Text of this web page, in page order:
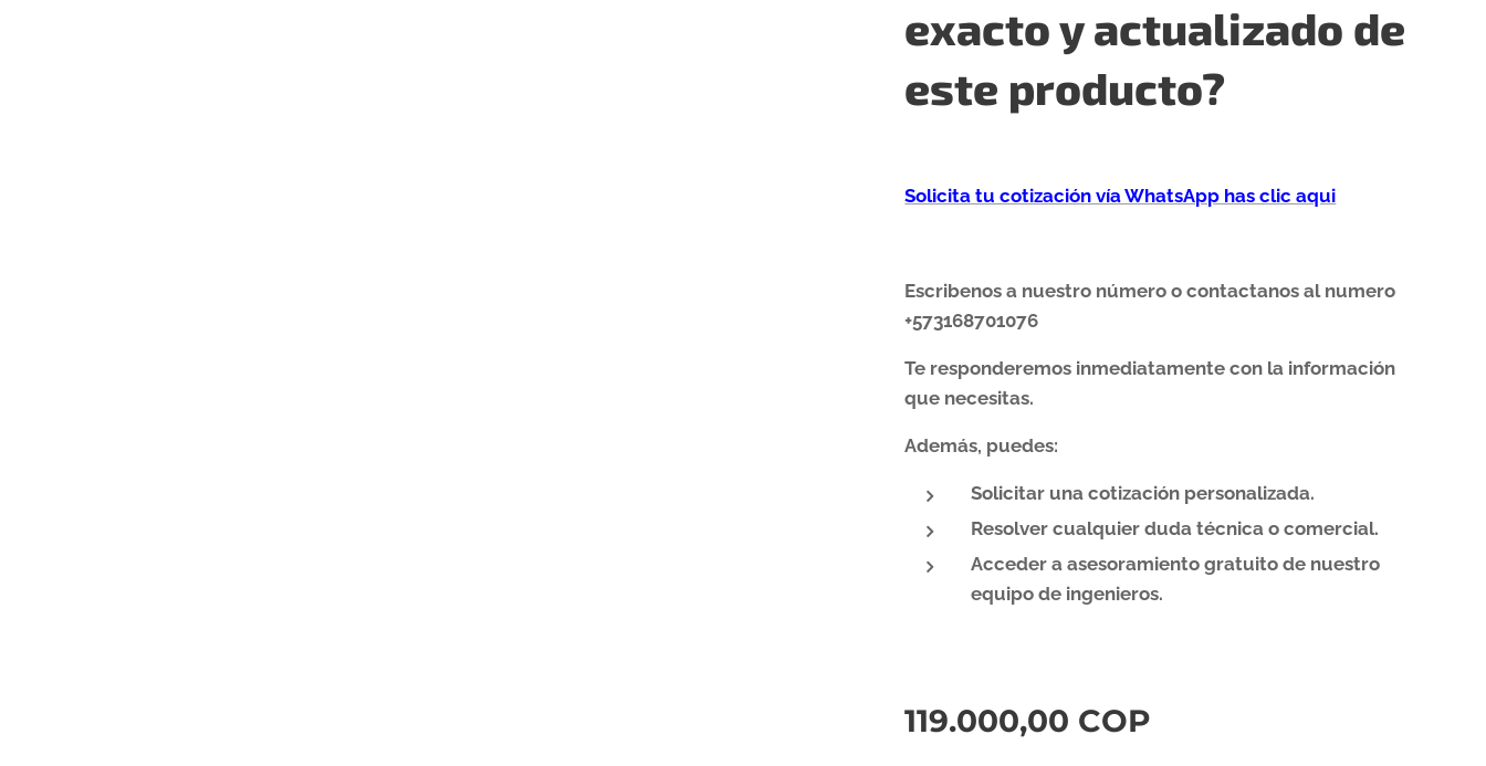
exacto y actualizado de
este producto?
Solicita tu cotización vía WhatsApp has clic aqui
Escribenos a nuestro número o contactanos al numero
+573168701076
Te responderemos inmediatamente con la información
que necesitas.
Además, puedes:
Solicitar una cotización personalizada.
Resolver cualquier duda técnica o comercial.
Acceder a asesoramiento gratuito de nuestro
equipo de ingenieros.
119.000,00 COP